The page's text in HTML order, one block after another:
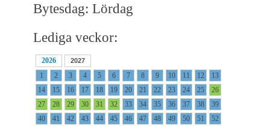
Bytesdag: Lördag
Lediga veckor:
2026 2027
1 2 3 4 5 6 7 8 9 10 11 12
13
14
15 16 17 18 19 20 21 22 23 24 25
26
27
28 29 30 31 32 33 34 35 36 37 38
39
40
41 42 43 44 45 46 47 48 49 50 51 52